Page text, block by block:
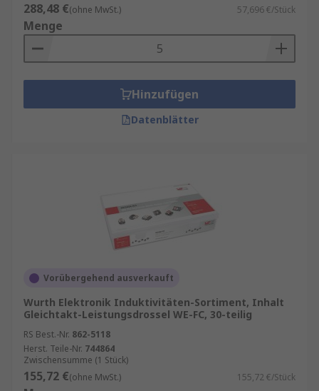
288,48 €(ohne MwSt.) 57,696 €/Stück
Menge
Hinzufügen
Datenblätter
Vorübergehend ausverkauft
Wurth Elektronik Induktivitäten-Sortiment, Inhalt
Gleichtakt-Leistungsdrossel WE-FC, 30-teilig
RS Best.-Nr. 862-5118
Herst. Teile-Nr. 744864
Zwischensumme (1 Stück)
155,72 €(ohne MwSt.) 155,72 €/Stück